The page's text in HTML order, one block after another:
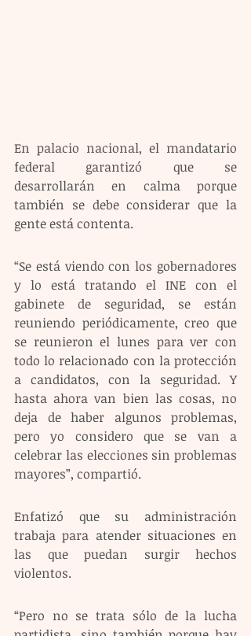
En palacio nacional, el mandatario
federal garantizó que se
desarrollarán en calma porque
también se debe considerar que la
gente está contenta.
“Se está viendo con los gobernadores
y lo está tratando el INE con el
gabinete de seguridad, se están
reuniendo periódicamente, creo que
se reunieron el lunes para ver con
todo lo relacionado con la protección
a candidatos, con la seguridad. Y
hasta ahora van bien las cosas, no
deja de haber algunos problemas,
pero yo considero que se van a
celebrar las elecciones sin problemas
mayores”, compartió.
Enfatizó que su administración
trabaja para atender situaciones en
las que puedan surgir hechos
violentos.
“Pero no se trata sólo de la lucha